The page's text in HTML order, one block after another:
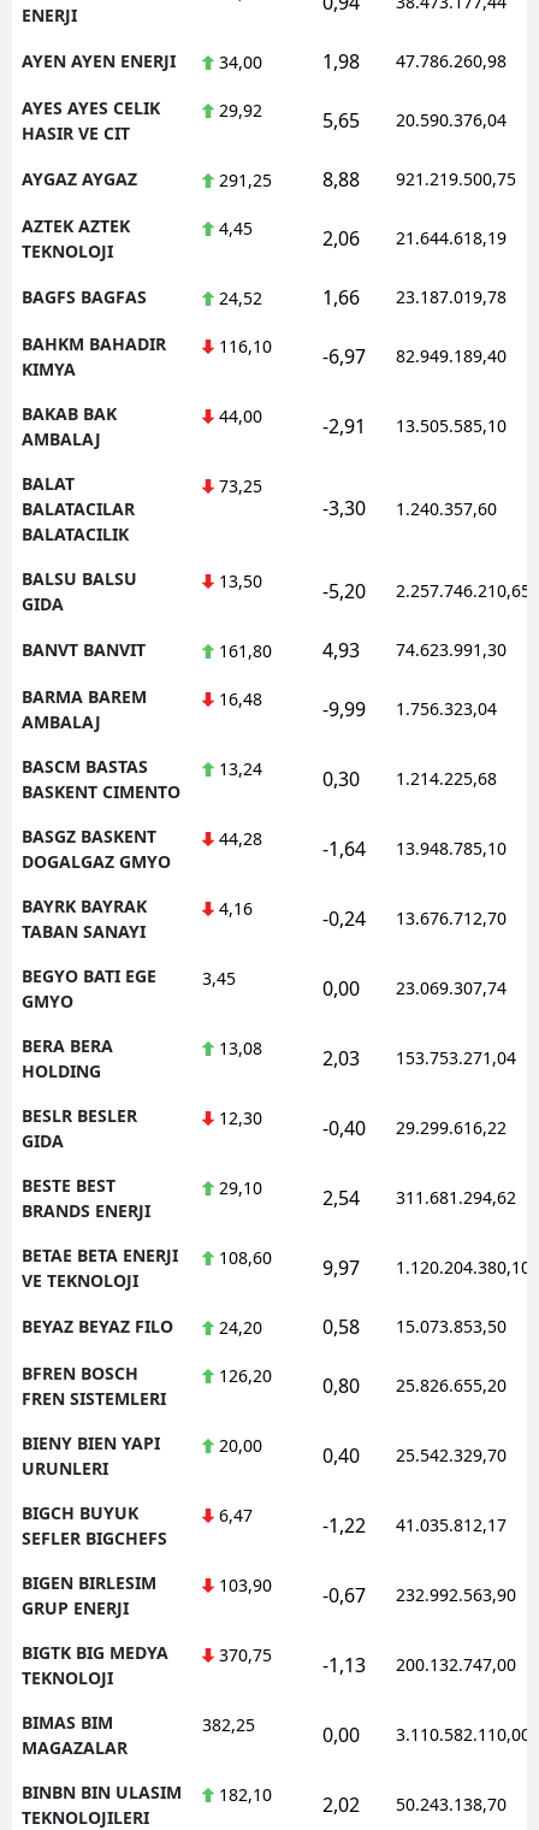
ENERJI
AYEN AYEN ENERJI 34,00 1,98 47.786.260,98
AYES AYES CELIK
HASIR VE CIT
29,92 5,65 20.590.376,04
AYGAZ AYGAZ 291,25 8,88 921.219.500,75
AZTEK AZTEK
TEKNOLOJI
4,45 2,06 21.644.618,19
BAGFS BAGFAS 24,52 1,66 23.187.019,78
BAHKM BAHADIR
KIMYA
116,10 -6,97 82.949.189,40
BAKAB BAK
AMBALAJ
44,00 -2,91 13.505.585,10
BALAT
BALATACILAR
BALATACILIK
73,25
-3,30 1.240.357,60
BALSU BALSU
GIDA
13,50 -5,20 2.257.746.210,65
BANVT BANVIT 161,80 4,93 74.623.991,30
BARMA BAREM
AMBALAJ
16,48 -9,99 1.756.323,04
BASCM BASTAS
BASKENT CIMENTO
13,24 0,30 1.214.225,68
BASGZ BASKENT
DOGALGAZ GMYO
44,28 -1,64 13.948.785,10
BAYRK BAYRAK
TABAN SANAYI
4,16 -0,24 13.676.712,70
BEGYO BATI EGE
GMYO
3,45 0,00 23.069.307,74
BERA BERA
HOLDING
13,08 2,03 153.753.271,04
BESLR BESLER
GIDA
12,30 -0,40 29.299.616,22
BESTE BEST
BRANDS ENERJI
29,10 2,54 311.681.294,62
BETAE BETA ENERJI
VE TEKNOLOJI
108,60 9,97 1.120.204.380,10
BEYAZ BEYAZ FILO 24,20 0,58 15.073.853,50
BFREN BOSCH
FREN SISTEMLERI
126,20 0,80 25.826.655,20
BIENY BIEN YAPI
URUNLERI
20,00 0,40 25.542.329,70
BIGCH BUYUK
SEFLER BIGCHEFS
6,47 -1,22 41.035.812,17
BIGEN BIRLESIM
GRUP ENERJI
103,90 -0,67 232.992.563,90
BIGTK BIG MEDYA
TEKNOLOJI
370,75 -1,13 200.132.747,00
BIMAS BIM
MAGAZALAR
382,25 0,00 3.110.582.110,00
BINBN BIN ULASIM
TEKNOLOJILERI
182,10 2,02 50.243.138,70